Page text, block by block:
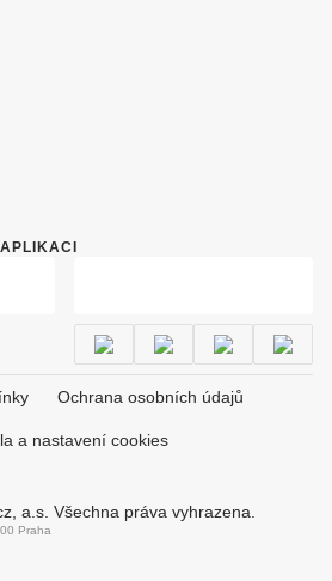
Ochrana osobních údajů
a nastavení cookies
a.s. Všechna práva vyhrazena.
Praha